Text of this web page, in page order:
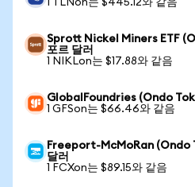
1 TLNon는 $445.12와 같음
Sprott Nickel Miners ETF
포르 달러
1 NIKLon는 $17.88와 같음
GlobalFoundries (Ondo
1 GFSon는 $66.46와 같음
Freeport-McMoRan (Ondo
달러
1 FCXon는 $89.15와 같음